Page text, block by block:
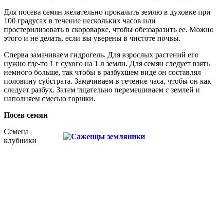
Для посева семян желательно прокалить землю в духовке при
100 градусах в течение нескольких часов или
простерилизовать в скороварке, чтобы обеззаразить ее. Можно
этого и не делать, если вы уверены в чистоте почвы.
Сперва замачиваем гидрогель. Для взрослых растений его
нужно где-то 1 г сухого на 1 л земли. Для семян следует взять
немного больше, так чтобы в разбухшем виде он составлял
половину субстрата. Замачиваем в течение часа, чтобы он как
следует разбух. Затем тщательно перемешиваем с землей и
наполняем смесью горшки.
Посев семян
Семена
клубники